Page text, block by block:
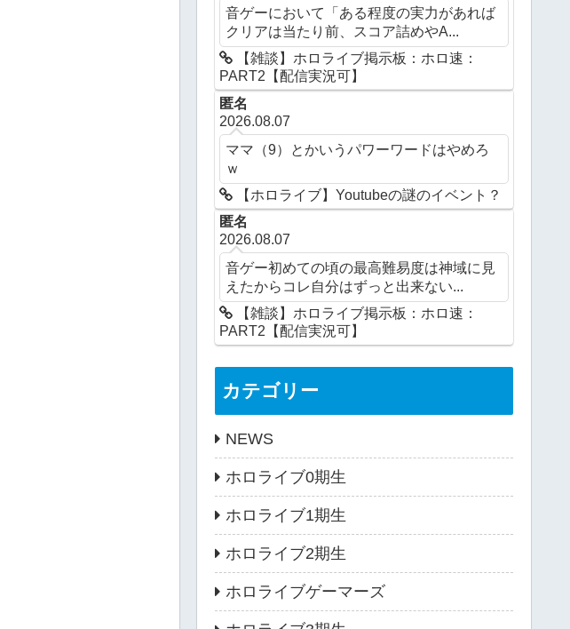
音ゲーにおいて「ある程度の実力があれば
クリアは当たり前、スコア詰めやA...
【雑談】ホロライブ掲示板：ホロ速：
PART2【配信実況可】
匿名
2026.08.07
ママ（9）とかいうパワーワードはやめろ
ｗ
【ホロライブ】Youtubeの謎のイベント？
匿名
2026.08.07
音ゲー初めての頃の最高難易度は神域に見
えたからコレ自分はずっと出来ない...
【雑談】ホロライブ掲示板：ホロ速：
PART2【配信実況可】
カテゴリー
NEWS
ホロライブ0期生
ホロライブ1期生
ホロライブ2期生
ホロライブゲーマーズ